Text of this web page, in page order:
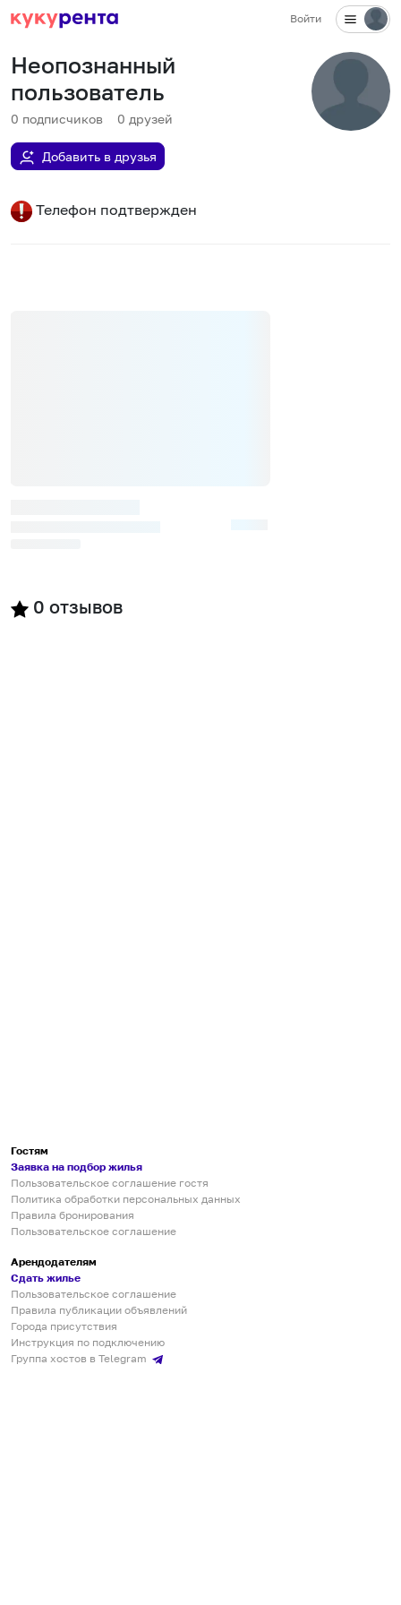
Войти
Неопознанный
пользователь
0 подписчиков 0 друзей
Добавить в друзья
Телефон подтвержден
0 отзывов
Гостям
Заявка на подбор жилья
Пользовательское соглашение гостя
Политика обработки персональных данных
Правила бронирования
Пользовательское соглашение
Арендодателям
Сдать жилье
Пользовательское соглашение
Правила публикации объявлений
Города присутствия
Инструкция по подключению
Группа хостов в Telegram